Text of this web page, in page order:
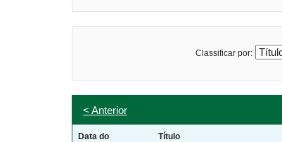
Classificar por:
< Anterior
Data do
Título